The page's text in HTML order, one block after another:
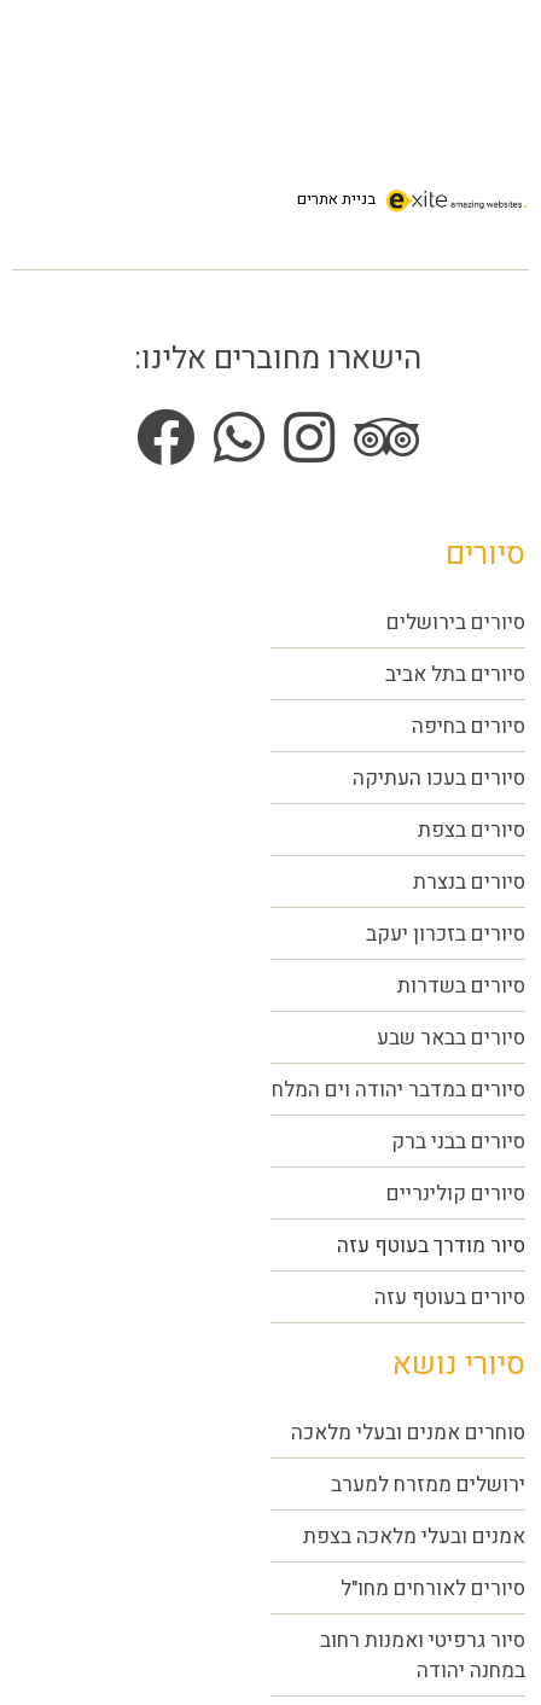
בניית אתרים
הישארו מחוברים אלינו:
סיורים
סיורים בירושלים
סיורים בתל אביב
סיורים בחיפה
סיורים בעכו העתיקה
סיורים בצפת
סיורים בנצרת
סיורים בזכרון יעקב
סיורים בשדרות
סיורים בבאר שבע
סיורים במדבר יהודה וים המלח
סיורים בבני ברק
סיורים קולינריים
סיור מודרך בעוטף עזה
סיורים בעוטף עזה
סיורי נושא
סוחרים אמנים ובעלי מלאכה
ירושלים ממזרח למערב
אמנים ובעלי מלאכה בצפת
סיורים לאורחים מחו"ל
סיור גרפיטי ואמנות רחוב
במחנה יהודה